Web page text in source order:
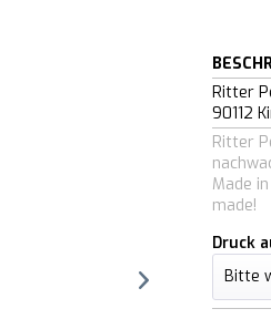
Ritter
90112
Ritter
Made
made!
Druck